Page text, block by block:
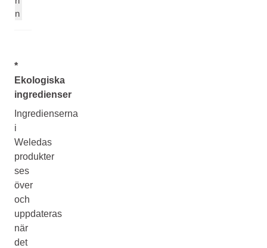
n
*
Ekologiska
ingredienser
Ingredienserna
i
Weledas
produkter
ses
över
och
uppdateras
när
det